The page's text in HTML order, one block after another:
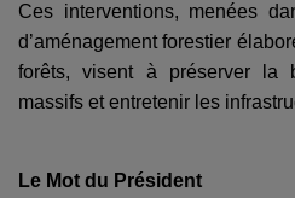
Ces interventions, menées
d’aménagement forestier
forêts, visent à préserver la
massifs et entretenir les
Le Mot du Président